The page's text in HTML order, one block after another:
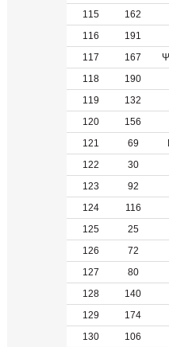
115
162
116
191
117
167
118
190
119
132
120
156
121
69
122
30
123
92
124
116
125
25
126
72
127
80
128
140
129
174
130
106